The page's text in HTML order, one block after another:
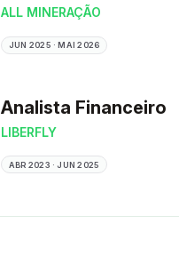
ALL MINERAÇÃO
JUN 2025 · MAI 2026
Analista Financeiro
LIBERFLY
ABR 2023 · JUN 2025